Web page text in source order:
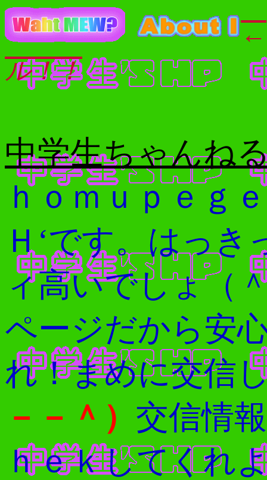
←
ル！！
中学生ちゃんね
ｈｏｍｕｐｅｇ
Ｈ‘です。はっ
ィ高いでしょ（
ページだから安
れ！まめに交信
－－＾） 交信情
ｈｅｋしてくれ